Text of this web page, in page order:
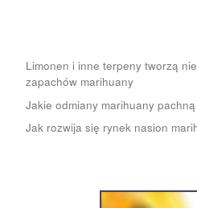
Limonen i inne terpeny tworzą
zapachów marihuany
Jakie odmiany marihuany
Jak rozwija się rynek nasion